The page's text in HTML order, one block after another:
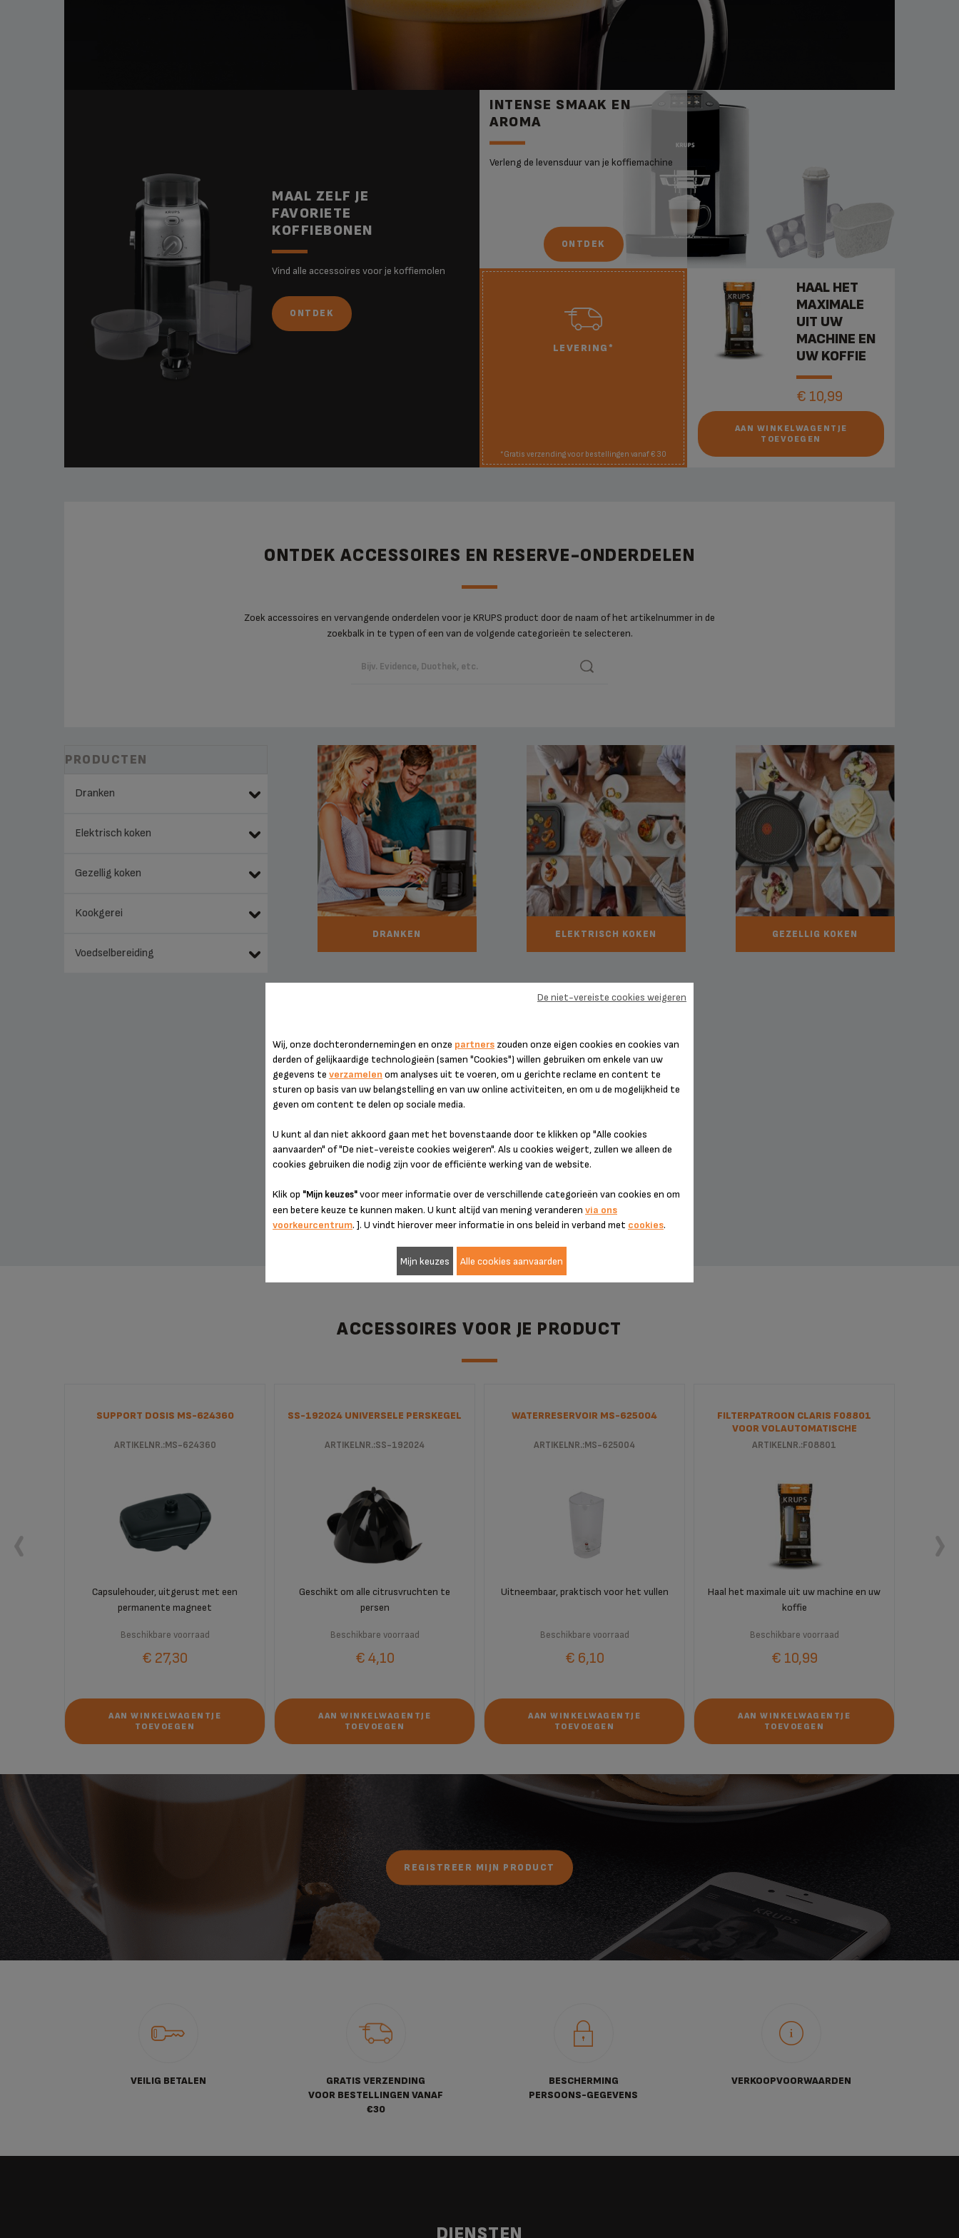
MAAL ZELF JE
FAVORIETE
KOFFIEBONEN
Vind alle accessoires voor je koffiemolen
ONTDEK
INTENSE SMAAK EN
AROMA
Verleng de levensduur van je koffiemachine
ONTDEK
LEVERING*
*Gratis verzending voor bestellingen vanaf € 30
HAAL HET
MAXIMALE
UIT UW
MACHINE EN
UW KOFFIE
€ 10,99
AAN WINKELWAGENTJE
TOEVOEGEN
ONTDEK ACCESSOIRES EN RESERVE-ONDERDELEN
Zoek accessoires en vervangende onderdelen voor je KRUPS product door de naam of het artikelnummer in de
zoekbalk in te typen of een van de volgende categorieën te selecteren.
PRODUCTEN
Dranken
Elektrisch koken
Gezellig koken
Kookgerei
Voedselbereiding
DRANKEN ELEKTRISCH KOKEN GEZELLIG KOKEN
ACCESSOIRES VOOR JE PRODUCT
SUPPORT DOSIS MS-624360
ARTIKELNR.:MS-624360
Capsulehouder, uitgerust met een
permanente magneet
Beschikbare voorraad
€ 27,30
AAN WINKELWAGENTJE
TOEVOEGEN
SS-192024 UNIVERSELE PERSKEGEL
ARTIKELNR.:SS-192024
Geschikt om alle citrusvruchten te
persen
Beschikbare voorraad
€ 4,10
AAN WINKELWAGENTJE
TOEVOEGEN
WATERRESERVOIR MS-625004
ARTIKELNR.:MS-625004
Uitneembaar, praktisch voor het vullen
Beschikbare voorraad
€ 6,10
AAN WINKELWAGENTJE
TOEVOEGEN
FILTERPATROON CLARIS F08801
VOOR VOLAUTOMATISCHE
ESPRESSOMACHINE
ARTIKELNR.:F08801
Haal het maximale uit uw machine en uw
koffie
Beschikbare voorraad
€ 10,99
AAN WINKELWAGENTJE
TOEVOEGEN
REGISTREER MIJN PRODUCT
VEILIG BETALEN
GRATIS VERZENDING
VOOR BESTELLINGEN VANAF
€30
BESCHERMING
PERSOONS-GEGEVENS
VERKOOPVOORWAARDEN
Wij, onze dochterondernemingen en onze partners zouden onze eigen cookies en cookies van
derden of gelijkaardige technologieën (samen "Cookies") willen gebruiken om enkele van uw
gegevens te verzamelen om analyses uit te voeren, om u gerichte reclame en content te
sturen op basis van uw belangstelling en van uw online activiteiten, en om u de mogelijkheid te
geven om content te delen op sociale media.
U kunt al dan niet akkoord gaan met het bovenstaande door te klikken op "Alle cookies
aanvaarden" of "De niet-vereiste cookies weigeren". Als u cookies weigert, zullen we alleen de
cookies gebruiken die nodig zijn voor de efficiënte werking van de website.
Klik op "Mijn keuzes"voor meer informatie over de verschillende categorieën van cookies en om
een betere keuze te kunnen maken. U kunt altijd van mening veranderen via ons
voorkeurcentrum. ]. U vindt hierover meer informatie in ons beleid in verband met cookies.
De niet-vereiste cookies weigeren
Mijn keuzes Alle cookies aanvaarden